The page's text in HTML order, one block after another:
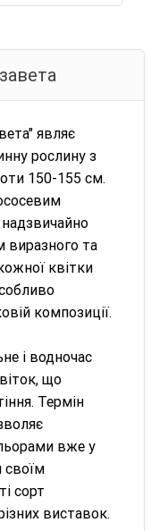
являє
рослину з
150-155 см.
виразного та
квітки
композиції.
і водночас
що
Термін
вже у
своїм
сорт
виставок.